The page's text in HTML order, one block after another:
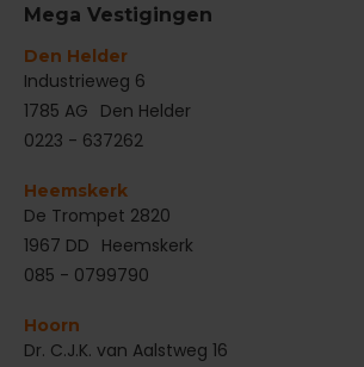
Mega Vestigingen
Den Helder
‌Industrieweg 6
1785 AG Den Helder
0223 - 637262
Heemskerk
De Trompet 2820
1967 DD Heemskerk
085 - 0799790
Hoorn
Dr. C.J.K. van Aalstweg 16